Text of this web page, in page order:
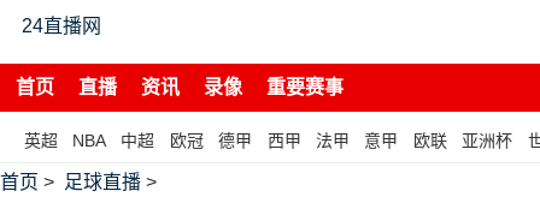
24直播网
首页 直播 资讯 录像 重要赛事
英超 NBA 中超 欧冠 德甲 西甲 法甲 意甲 欧联 亚洲杯
首页 > 足球直播 >